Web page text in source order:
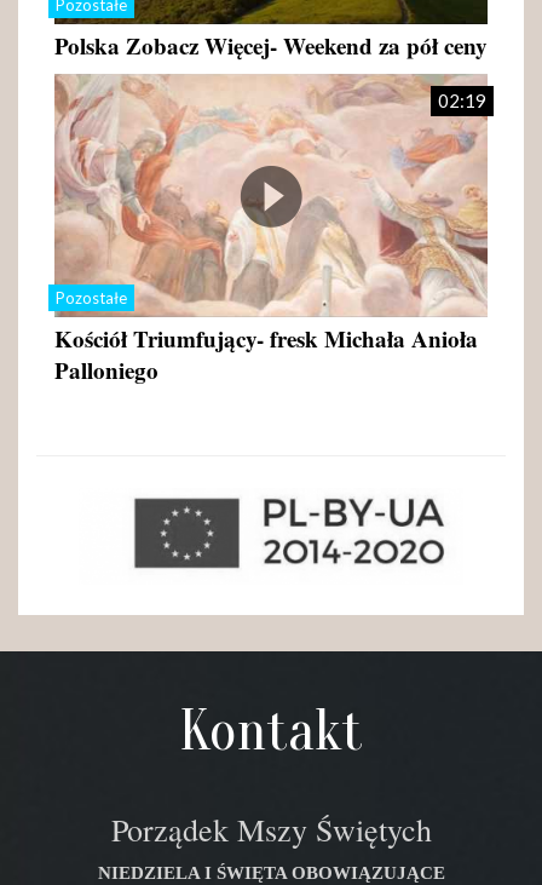
Pozostałe
Polska Zobacz Więcej- Weekend za pół ceny
Pozostałe
02:19
Kościół Triumfujący- fresk Michała Anioła
Palloniego
Kontakt
Porządek Mszy Świętych
NIEDZIELA I ŚWIĘTA OBOWIĄZUJĄCE